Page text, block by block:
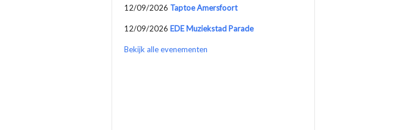
12/09/2026 Taptoe Amersfoort
12/09/2026 EDE Muziekstad Parade
Bekijk alle evenementen